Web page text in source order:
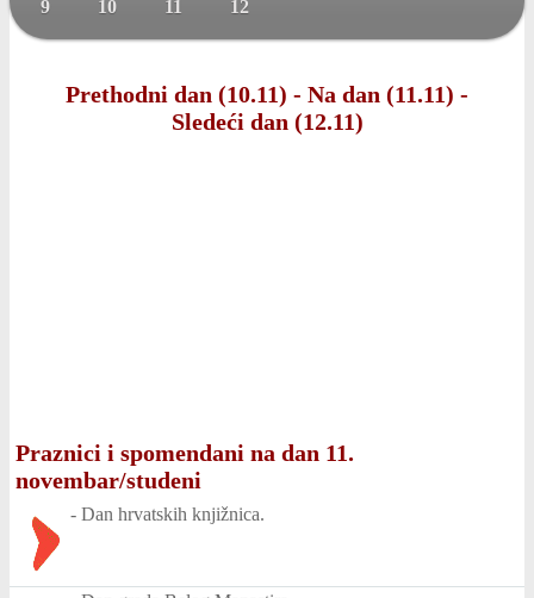
9 10 11 12
Prethodni dan (10.11) - Na dan (11.11) -
Sledeći dan (12.11)
Praznici i spomendani na dan 11.
novembar/studeni
- Dan hrvatskih knjižnica.